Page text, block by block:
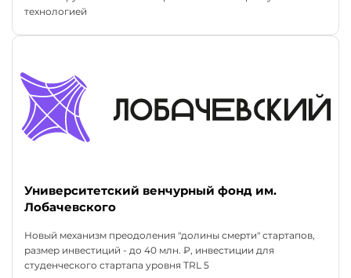
технологией
Университетский венчурный фонд им.
Лобачевского
Новый механизм преодоления "долины смерти" стартапов,
размер инвестиций - до 40 млн. ₽, инвестиции для
студенческого стартапа уровня TRL 5